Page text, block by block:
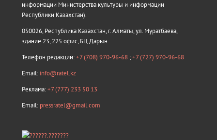
информации Министерства культуры и информации
Республики Казахстан).
050026, Республика Казахстан, г. Алматы, ул. Муратбаева,
здание 23, 225 офис, БЦ Дарын
Телефон редакции:+7 (708) 970-96-68 ;+7 (727) 970-96-68
Email: info@ratel.kz
Реклама:+7 (777) 233 50 13
Email: pressratel@gmail.com